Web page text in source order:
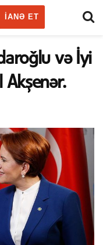
IANƏ ET
və İyi
Akşenər.